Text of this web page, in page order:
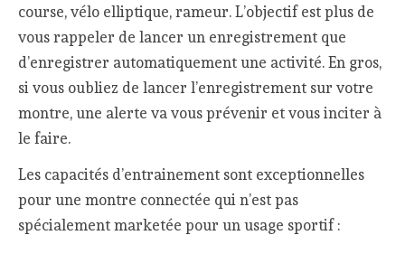
course, vélo elliptique, rameur. L’objectif est plus de
vous rappeler de lancer un enregistrement que
d’enregistrer automatiquement une activité. En gros,
si vous oubliez de lancer l’enregistrement sur votre
montre, une alerte va vous prévenir et vous inciter à
le faire.
Les capacités d’entrainement sont exceptionnelles
pour une montre connectée qui n’est pas
spécialement marketée pour un usage sportif :